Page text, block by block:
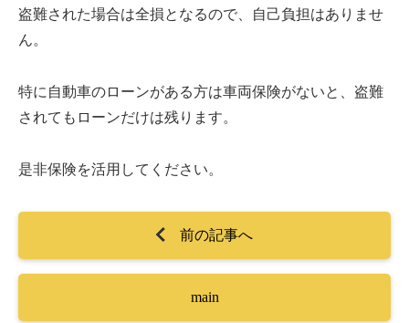
盗難された場合は全損となるので、自己負担はありませ
ん。
特に自動車のローンがある方は車両保険がないと、盗難
されてもローンだけは残ります。
是非保険を活用してください。
前の記事へ
main